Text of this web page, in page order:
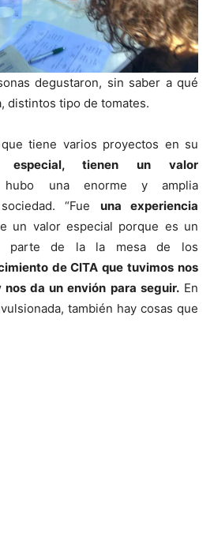
degustaron, sin saber a qué
distintos tipo de tomates.
tiene varios proyectos en su
tienen un valor
hubo una enorme y amplia
“Fue una experiencia
un valor especial porque es un
parte de la la mesa de los
de CITA que tuvimos nos
da un envión para seguir.En
también hay cosas que